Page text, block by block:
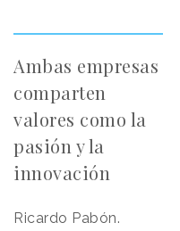
Ambas empresas
comparten
valores como la
pasión y la
innovación
Ricardo Pabón.